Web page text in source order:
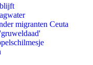
migranten Ceuta